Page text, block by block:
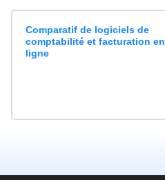
Comparatif de logiciels de
comptabilité et facturation en
ligne